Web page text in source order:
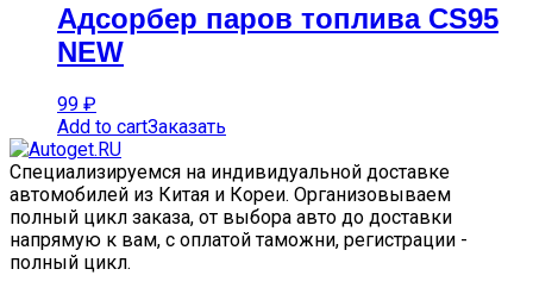
Адсорбер паров топлива CS95
NEW
99 ₽
Add to cartЗаказать
Специализируемся на индивидуальной доставке
автомобилей из Китая и Кореи. Организовываем
полный цикл заказа, от выбора авто до доставки
напрямую к вам, с оплатой таможни, регистрации -
полный цикл.